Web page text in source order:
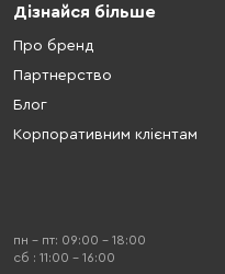
Дізнайся більше
Про бренд
Партнерство
Блог
Корпоративним клієнтам
пн - пт: 09:00 - 18:00
cб : 11:00 - 16:00